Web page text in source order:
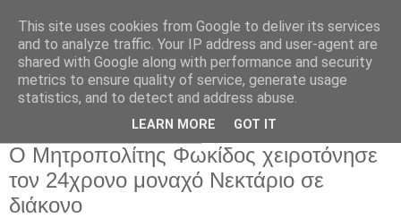
Αρχική Σελίδα
Ο Μητροπολίτης Φωκίδος χειροτόνησε
τον 24χρονο μοναχό Νεκτάριο σε
διάκονο
This site uses cookies from Google to deliver its services
and to analyze traffic. Your IP address and user-agent are
shared with Google along with performance and security
metrics to ensure quality of service, generate usage
statistics, and to detect and address abuse.
LEARN MORE GOT IT